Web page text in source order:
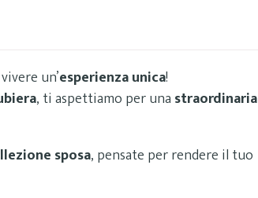
un’esperienza unica!
, ti aspettiamo per una straordinaria
sposa, pensate per rendere il tuo